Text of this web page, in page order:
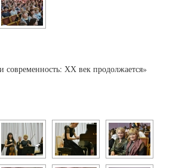
современность: ХХ век продолжается»